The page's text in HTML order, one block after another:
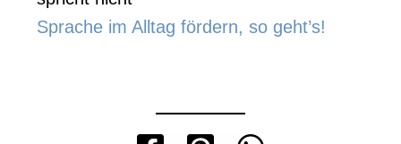
Sprache im Alltag fördern, so geht’s!